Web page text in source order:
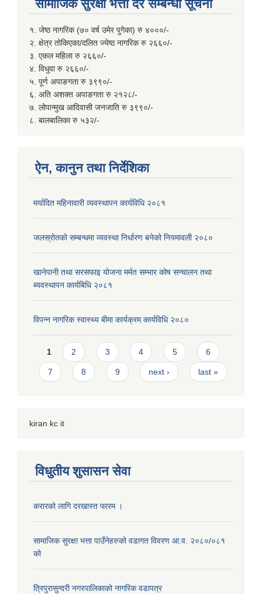
सामाजिक सुरक्षा भत्ता दर सम्बन्धी सूचना
१. जेष्ठ नागरिक (७० वर्ष उमेर पुगेका) रु ४०००/-
२. क्षेत्र तोकिएका/दलित ज्येष्ठ नागरिक रु २६६०/-
३. एकल महिला रु २६६०/-
४. विधुवा रु २६६०/-
५. पूर्ण अपाङगता रु ३९९०/-
६. अति अशक्त अपाङगता रु २१२८/-
७. लोपान्मुख आदिवासी जनजाति रु ३९९०/-
८. बालबालिका रु ५३२/-
ऐन, कानुन तथा निर्देशिका
मर्यादित महिनावारी व्यवस्थापन कार्यविधि २०८१
जलस्रोतको सम्बन्धमा व्यवस्था निर्धारण बनेको नियमावली २०८०
खानेपानी तथा सरसफाइ योजना मर्मत सम्भार कोष सन्चालन तथा
ब्यवस्थापन कार्यबिधि २०८१
विपन्न नागरिक स्वास्थ्य बीमा कार्यक्रम कार्यविधि २०८०
Pages
1 2 3 4 5 6
7 8 9 next › last »
kiran kc it
विधुतीय शुसासन सेवा
करारको लागि दरखास्त फारम ।
सामाजिक सुरक्षा भत्ता पाउँनेहरुको वडागत विवरण आ.व. २०८०/०८१
को
त्रिपुरासुन्दरी नगरपालिकाको नागरिक वडापत्र